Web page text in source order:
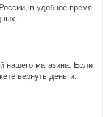
в удобное время
нашего магазина. Если
вернуть деньги.